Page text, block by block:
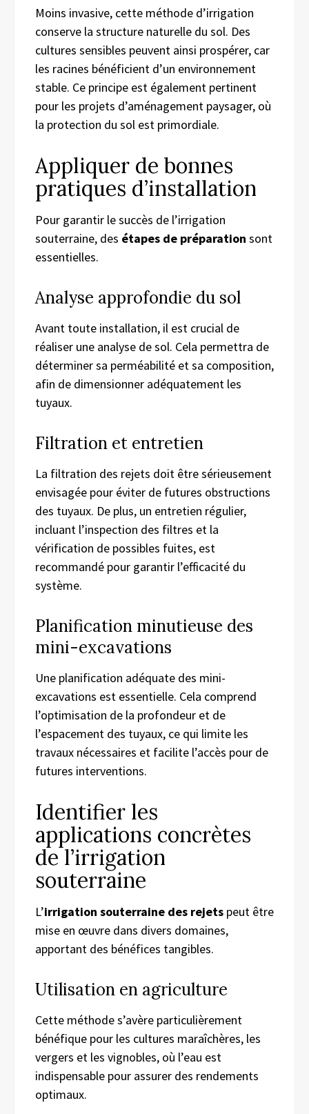
Moins invasive, cette méthode d’irrigation
conserve la structure naturelle du sol. Des
cultures sensibles peuvent ainsi prospérer, car
les racines bénéficient d’un environnement
stable. Ce principe est également pertinent
pour les projets d’aménagement paysager, où
la protection du sol est primordiale.
Appliquer de bonnes
pratiques d’installation
Pour garantir le succès de l’irrigation
souterraine, des étapes de préparation sont
essentielles.
Analyse approfondie du sol
Avant toute installation, il est crucial de
réaliser une analyse de sol. Cela permettra de
déterminer sa perméabilité et sa composition,
afin de dimensionner adéquatement les
tuyaux.
Filtration et entretien
La filtration des rejets doit être sérieusement
envisagée pour éviter de futures obstructions
des tuyaux. De plus, un entretien régulier,
incluant l’inspection des filtres et la
vérification de possibles fuites, est
recommandé pour garantir l’efficacité du
système.
Planification minutieuse des
mini-excavations
Une planification adéquate des mini-
excavations est essentielle. Cela comprend
l’optimisation de la profondeur et de
l’espacement des tuyaux, ce qui limite les
travaux nécessaires et facilite l’accès pour de
futures interventions.
Identifier les
applications concrètes
de l’irrigation
souterraine
L’irrigation souterraine des rejets peut être
mise en œuvre dans divers domaines,
apportant des bénéfices tangibles.
Utilisation en agriculture
Cette méthode s’avère particulièrement
bénéfique pour les cultures maraîchères, les
vergers et les vignobles, où l’eau est
indispensable pour assurer des rendements
optimaux.